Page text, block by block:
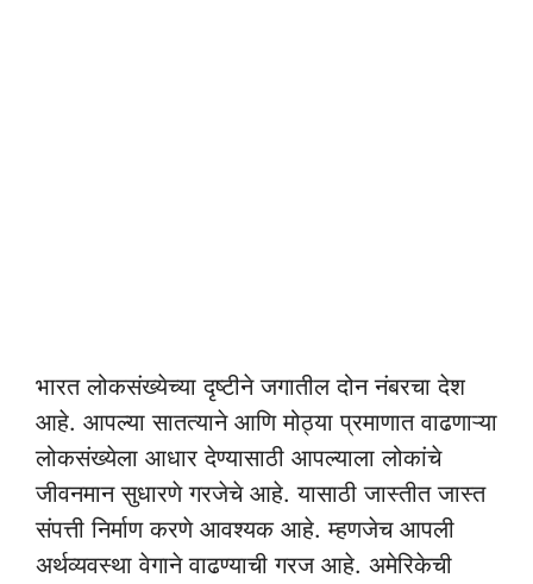
भारत लोकसंख्येच्या दृष्टीने जगातील दोन नंबरचा देश
आहे. आपल्या सातत्याने आणि मोठ्या प्रमाणात वाढणाऱ्या
लोकसंख्येला आधार देण्यासाठी आपल्याला लोकांचे
जीवनमान सुधारणे गरजेचे आहे. यासाठी जास्तीत जास्त
संपत्ती निर्माण करणे आवश्यक आहे. म्हणजेच आपली
अर्थव्यवस्था वेगाने वाढण्याची गरज आहे. अमेरिकेची